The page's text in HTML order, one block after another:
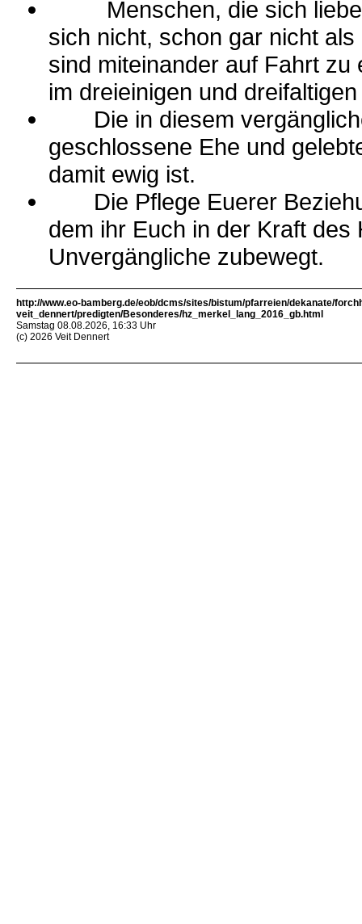
Menschen, die sich
sich nicht, schon gar nicht
sind miteinander auf Fahrt
im dreieinigen und
Die in diesem
geschlossene Ehe und
damit ewig ist.
Die Pflege Euerer
dem ihr Euch in der Kraft
Unvergängliche zubewegt.
http://www.eo-bamberg.de/eob/dcms/sites/bistum/pfarreien/dekanate/
veit_dennert/predigten/Besonderes/hz_merkel_lang_2016_gb.html
Samstag 08.08.2026, 16:33 Uhr
(c) 2026 Veit Dennert